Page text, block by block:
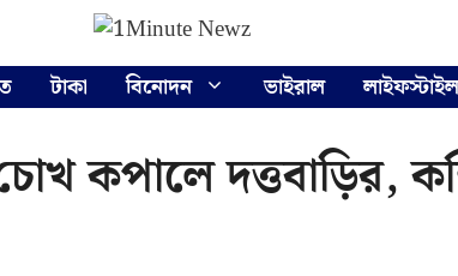
টাকা বিনোদন ভাইরাল লাইফস্টাইল
কপালে দত্তবাড়ির,